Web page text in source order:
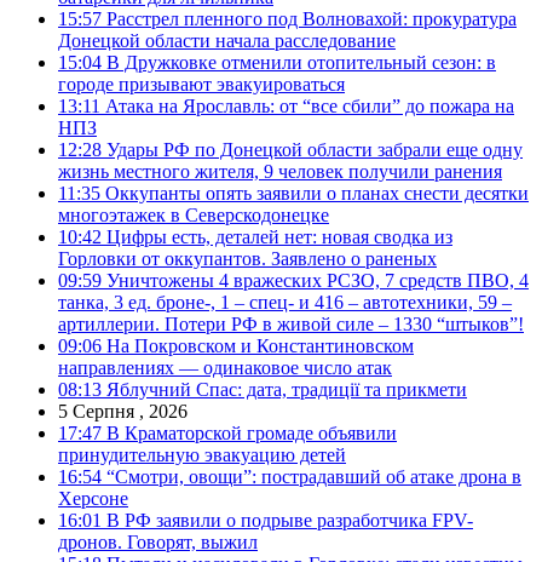
15:57 Расстрел пленного под Волновахой: прокуратура
Донецкой области начала расследование
15:04 В Дружковке отменили отопительный сезон: в
городе призывают эвакуироваться
13:11 Атака на Ярославль: от “все сбили” до пожара на
НПЗ
12:28 Удары РФ по Донецкой области забрали еще одну
жизнь местного жителя, 9 человек получили ранения
11:35 Оккупанты опять заявили о планах снести десятки
многоэтажек в Северскодонецке
10:42 Цифры есть, деталей нет: новая сводка из
Горловки от оккупантов. Заявлено о раненых
09:59 Уничтожены 4 вражеских РСЗО, 7 средств ПВО, 4
танка, 3 ед. броне-, 1 – спец- и 416 – автотехники, 59 –
артиллерии. Потери РФ в живой силе – 1330 “штыков”!
09:06 На Покровском и Константиновском
направлениях — одинаковое число атак
08:13 Яблучний Спас: дата, традиції та прикмети
5 Серпня , 2026
17:47 В Краматорской громаде объявили
принудительную эвакуацию детей
16:54 “Смотри, овощи”: пострадавший об атаке дрона в
Херсоне
16:01 В РФ заявили о подрыве разработчика FPV-
дронов. Говорят, выжил